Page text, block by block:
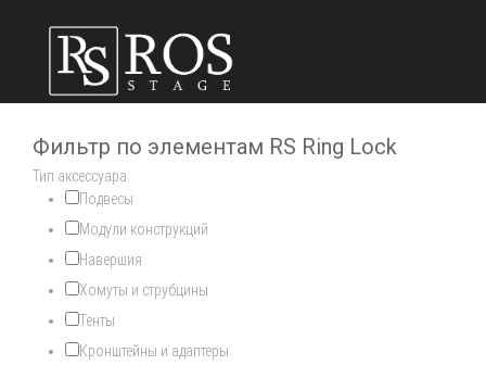
Фильтр по элементам RS Ring Lock
Тип аксессуара:
Подвесы
Модули конструкций
Навершия
Хомуты и струбцины
Тенты
Кронштейны и адаптеры